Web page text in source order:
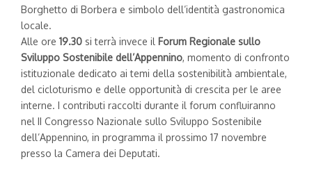
Borghetto di Borbera e simbolo dell’identità gastronomica
locale.
Alle ore 19.30 si terrà invece il Forum Regionale sullo
Sviluppo Sostenibile dell’Appennino, momento di confronto
istituzionale dedicato ai temi della sostenibilità ambientale,
del cicloturismo e delle opportunità di crescita per le aree
interne. I contributi raccolti durante il forum confluiranno
nel II Congresso Nazionale sullo Sviluppo Sostenibile
dell’Appennino, in programma il prossimo 17 novembre
presso la Camera dei Deputati.